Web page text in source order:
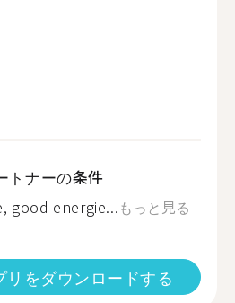
トナーの条件
good energie...もっと見る
リをダウンロードする